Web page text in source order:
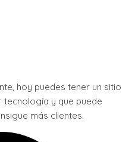
hoy puedes tener un sitio
y que puede
más clientes.